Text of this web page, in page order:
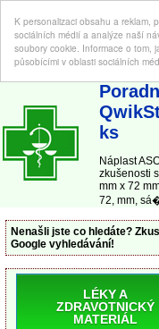
K personalizaci obsahu a reklam,
sociálních médií a analýze naší
soubory cookie. Informace o tom,
působícími v oblasti sociálních
ABC-LEKARNA.cz | Poradna
ks
Náplast
zkušenosti
mm x 72
72, mm,
Nenašli jste co hledáte?
Google vyhledávání!
LÉKY A
ZDRAVOTNICKÝ
MATERIÁL